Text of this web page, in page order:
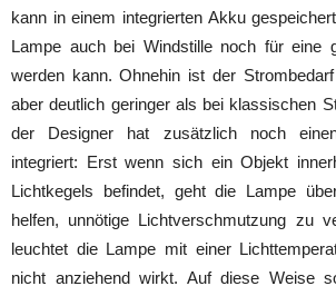
kann in einem integrierten Akku
Lampe auch bei Windstille noch für eine
werden kann. Ohnehin ist der
aber deutlich geringer als bei klassischen
der Designer hat zusätzlich noch einen
integriert: Erst wenn sich ein Objekt
Lichtkegels befindet, geht die Lampe
helfen, unnötige Lichtverschmutzung zu
leuchtet die Lampe mit einer
nicht anziehend wirkt. Auf diese Weise